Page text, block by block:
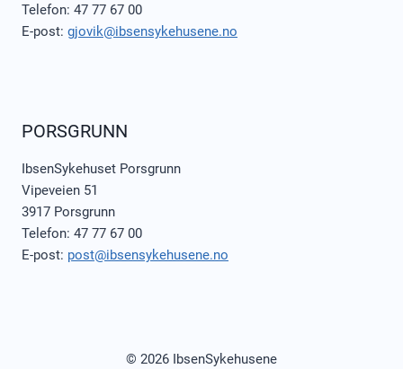
Telefon: 47 77 67 00
E-post: gjovik@ibsensykehusene.no
PORSGRUNN
IbsenSykehuset Porsgrunn
Vipeveien 51
3917 Porsgrunn
Telefon: 47 77 67 00
E-post: post@ibsensykehusene.no
© 2026 IbsenSykehusene